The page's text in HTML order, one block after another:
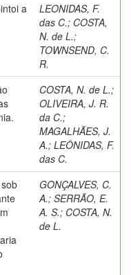
a
LEONIDAS, F.
das C.; COSTA,
N. de L.;
TOWNSEND, C.
R.
COSTA, N. de L.;
OLIVEIRA, J. R.
da C.;
MAGALHÃES, J.
A.; LEÔNIDAS, F.
das C.
GONÇALVES, C.
A.; SERRÃO, E.
A. S.; COSTA, N.
de L.